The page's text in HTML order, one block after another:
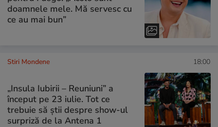
doamnele mele. Mă servesc cu
ce au mai bun”
Stiri Mondene 18:00
„Insula Iubirii – Reuniuni” a
început pe 23 iulie. Tot ce
trebuie să știi despre show-ul
surpriză de la Antena 1